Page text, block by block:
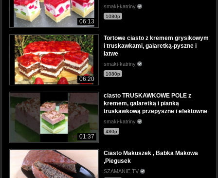
06:13
smaki-katriny
1080p
06:20
Tortowe ciasto z kremem grysikowym
i truskawkami, galaretką-pyszne i
łatwe
smaki-katriny
1080p
01:37
ciasto TRUSKAWKOWE POLE z
kremem, galaretką i pianką
truskawkową przepyszne i efektowne
smaki-katriny
480p
Ciasto Makuszek , Babka Makowa
,Piegusek
SZAMANIE.TV